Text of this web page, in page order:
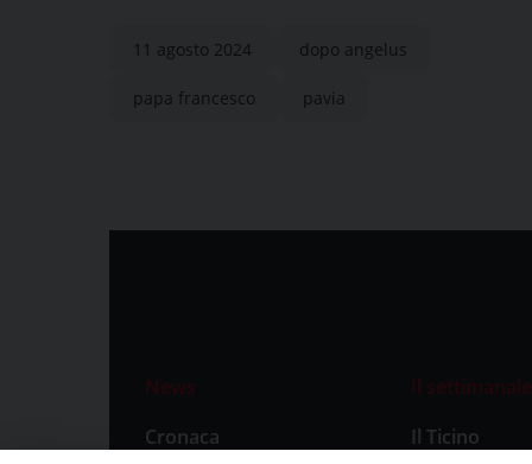
11 agosto 2024 dopo angelus
papa francesco pavia
News
Cronaca
Il settimanale
Il Ticino